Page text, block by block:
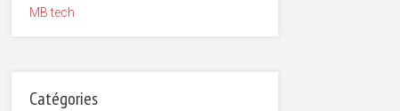
MB tech
Catégories